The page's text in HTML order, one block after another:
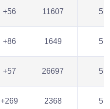
+56 11607 5
+86 1649 5
+57 26697 5
+269 2368 5